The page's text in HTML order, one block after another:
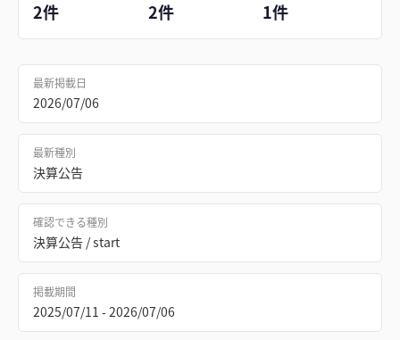
2件 2件 1件
最新掲載日
2026/07/06
最新種別
決算公告
確認できる種別
決算公告 / start
掲載期間
2025/07/11 - 2026/07/06